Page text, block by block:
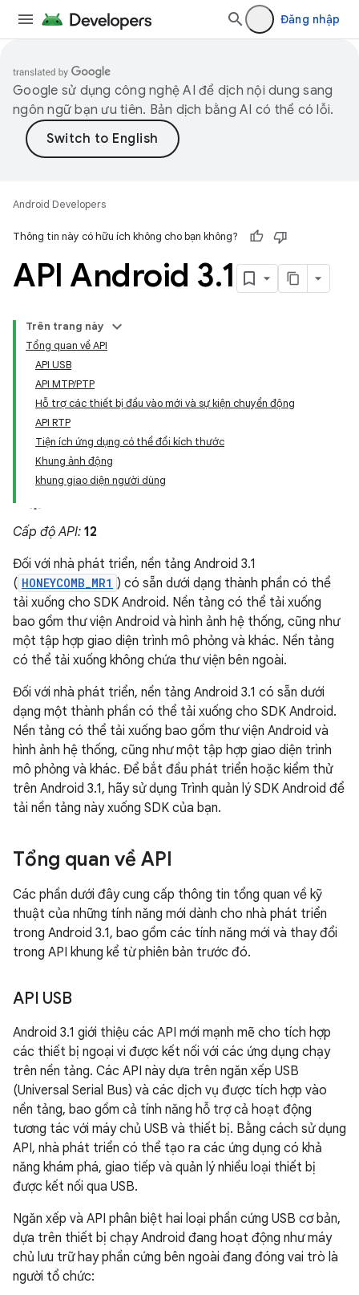
Đăng nhập
Google sử dụng công nghệ AI để dịch nội dung sang
ngôn ngữ bạn ưu tiên. Bản dịch bằng AI có thể có lỗi.
Android Developers
Thông tin này có hữu ích không cho bạn không?
API Android 3.1
Trên trang này
Tổng quan về API
API USB
API MTP/PTP
Hỗ trợ các thiết bị đầu vào mới và sự kiện chuyển động
API RTP
Tiện ích ứng dụng có thể đổi kích thước
Khung ảnh động
khung giao diện người dùng
Cấp độ API: 12
Đối với nhà phát triển, nền tảng Android 3.1
( HONEYCOMB_MR1 ) có sẵn dưới dạng thành phần có thể
tải xuống cho SDK Android. Nền tảng có thể tải xuống
bao gồm thư viện Android và hình ảnh hệ thống, cũng như
một tập hợp giao diện trình mô phỏng và khác. Nền tảng
có thể tải xuống không chứa thư viện bên ngoài.
Đối với nhà phát triển, nền tảng Android 3.1 có sẵn dưới
dạng một thành phần có thể tải xuống cho SDK Android.
Nền tảng có thể tải xuống bao gồm thư viện Android và
hình ảnh hệ thống, cũng như một tập hợp giao diện trình
mô phỏng và khác. Để bắt đầu phát triển hoặc kiểm thử
trên Android 3.1, hãy sử dụng Trình quản lý SDK Android để
tải nền tảng này xuống SDK của bạn.
Tổng quan về API
Các phần dưới đây cung cấp thông tin tổng quan về kỹ
thuật của những tính năng mới dành cho nhà phát triển
trong Android 3.1, bao gồm các tính năng mới và thay đổi
trong API khung kể từ phiên bản trước đó.
API USB
Android 3.1 giới thiệu các API mới mạnh mẽ cho tích hợp
các thiết bị ngoại vi được kết nối với các ứng dụng chạy
trên nền tảng. Các API này dựa trên ngăn xếp USB
(Universal Serial Bus) và các dịch vụ được tích hợp vào
nền tảng, bao gồm cả tính năng hỗ trợ cả hoạt động
tương tác với máy chủ USB và thiết bị. Bằng cách sử dụng
API, nhà phát triển có thể tạo ra các ứng dụng có khả
năng khám phá, giao tiếp và quản lý nhiều loại thiết bị
được kết nối qua USB.
Ngăn xếp và API phân biệt hai loại phần cứng USB cơ bản,
dựa trên thiết bị chạy Android đang hoạt động như máy
chủ lưu trữ hay phần cứng bên ngoài đang đóng vai trò là
người tổ chức: